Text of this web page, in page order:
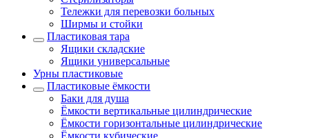
Тележки для перевозки больных
Ширмы и стойки
Пластиковая тара
Ящики складские
Ящики универсальные
Урны пластиковые
Пластиковые ёмкости
Баки для душа
Ёмкости вертикальные цилиндрические
Ёмкости горизонтальные цилиндрические
Ёмкости кубические